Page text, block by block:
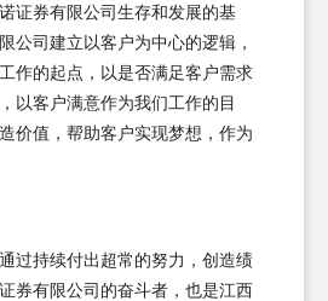
证券有限公司生存和发展的基
公司建立以客户为中心的逻辑，
作的起点，以是否满足客户需求
以客户满意作为我们工作的目
价值，帮助客户实现梦想，作为
过持续付出超常的努力，创造绩
券有限公司的奋斗者，也是江西